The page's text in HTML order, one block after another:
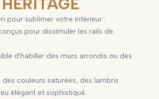
pour sublimer votre intérieur :
pour dissimuler les rails de
d'habiller des murs arrondis ou des
des couleurs saturées, des lambris
élégant et sophistiqué.